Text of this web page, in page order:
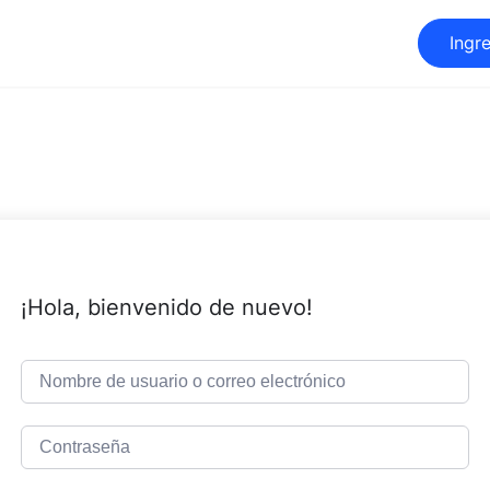
¡Hola, bienvenido de nuevo!